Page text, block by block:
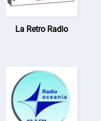
La Retro Radio